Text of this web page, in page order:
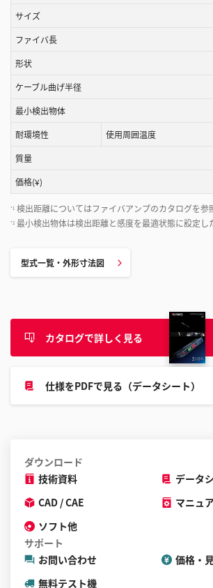
サイズ
ファイバ長
形状
ケーブル曲げ半径
最小検出物体
耐環境性
使用周囲温度
質量
価格(¥)
*1 検出距離についてはファイバアンプのカタログを参
*2 最小検出物体は検出距離と感度を最適状態に設定し
型式一覧・外形寸法図
カタログで詳しく見る
仕様をPDFで見る（データシート）
ダウンロード
技術資料
データ
CAD / CAE
マニュ
ソフト他
サポート
お問い合わせ
価格・
無料テスト機